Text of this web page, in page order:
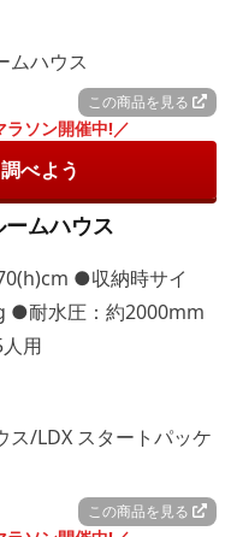
この商品を見る
ソン開催中!／
べよう
ムハウス
●収納時サイ
●耐水圧：約2000mm
用
この商品を見る